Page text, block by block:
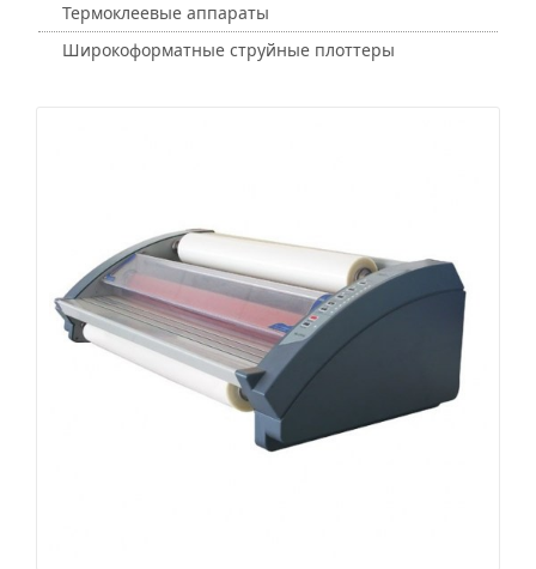
Термоклеевые аппараты
Широкоформатные струйные плоттеры